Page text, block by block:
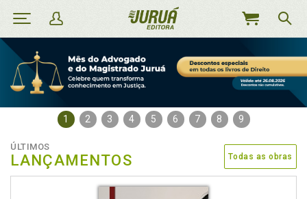
MEU
1 2 3 4 5 6 7 8 9
ÚLTIMOS
LANÇAMENTOS Todas as obras